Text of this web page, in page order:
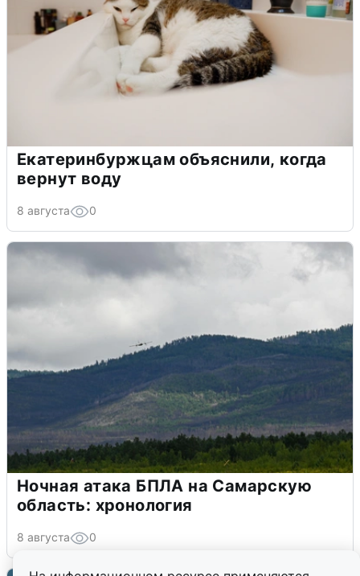
Екатеринбуржцам объяснили, когда
вернут воду
8 августа 0
Ночная атака БПЛА на Самарскую
область: хронология
8 августа 0